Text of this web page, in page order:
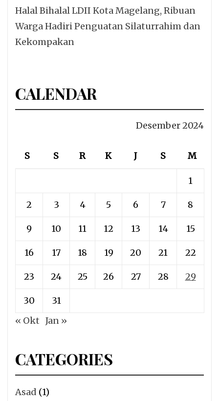
Halal Bihalal LDII Kota Magelang, Ribuan
Warga Hadiri Penguatan Silaturrahim dan
Kekompakan
CALENDAR
Desember 2024
S S R K J S M
1
2 3 4 5 6 7 8
9 10 11 12 13 14 15
16 17 18 19 20 21 22
23 24 25 26 27 28 29
30
31
« Okt Jan »
CATEGORIES
Asad (1)